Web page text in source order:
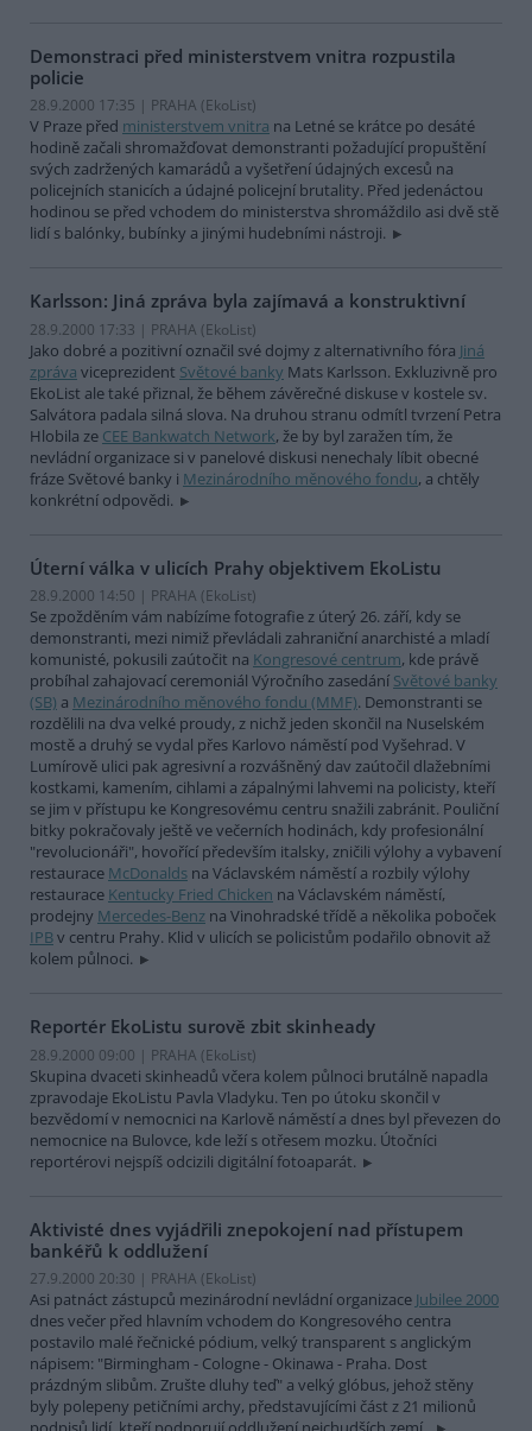
Demonstraci před ministerstvem vnitra rozpustila
policie
28.9.2000 17:35 | PRAHA (EkoList)
V Praze před ministerstvem vnitra na Letné se krátce po desáté
hodině začali shromažďovat demonstranti požadující propuštění
svých zadržených kamarádů a vyšetření údajných excesů na
policejních stanicích a údajné policejní brutality. Před jedenáctou
hodinou se před vchodem do ministerstva shromáždilo asi dvě stě
lidí s balónky, bubínky a jinými hudebními nástroji.
Karlsson: Jiná zpráva byla zajímavá a konstruktivní
28.9.2000 17:33 | PRAHA (EkoList)
Jako dobré a pozitivní označil své dojmy z alternativního fóra Jiná
zpráva viceprezident Světové banky Mats Karlsson. Exkluzivně pro
EkoList ale také přiznal, že během závěrečné diskuse v kostele sv.
Salvátora padala silná slova. Na druhou stranu odmítl tvrzení Petra
Hlobila ze CEE Bankwatch Network, že by byl zaražen tím, že
nevládní organizace si v panelové diskusi nenechaly líbit obecné
fráze Světové banky i Mezinárodního měnového fondu, a chtěly
konkrétní odpovědi.
Úterní válka v ulicích Prahy objektivem EkoListu
28.9.2000 14:50 | PRAHA (EkoList)
Se zpožděním vám nabízíme fotografie z úterý 26. září, kdy se
demonstranti, mezi nimiž převládali zahraniční anarchisté a mladí
komunisté, pokusili zaútočit na Kongresové centrum, kde právě
probíhal zahajovací ceremoniál Výročního zasedání Světové banky
(SB) a Mezinárodního měnového fondu (MMF). Demonstranti se
rozdělili na dva velké proudy, z nichž jeden skončil na Nuselském
mostě a druhý se vydal přes Karlovo náměstí pod Vyšehrad. V
Lumírově ulici pak agresivní a rozvášněný dav zaútočil dlažebními
kostkami, kamením, cihlami a zápalnými lahvemi na policisty, kteří
se jim v přístupu ke Kongresovému centru snažili zabránit. Pouliční
bitky pokračovaly ještě ve večerních hodinách, kdy profesionální
"revolucionáři", hovořící především italsky, zničili výlohy a vybavení
restaurace McDonalds na Václavském náměstí a rozbily výlohy
restaurace Kentucky Fried Chicken na Václavském náměstí,
prodejny Mercedes-Benz na Vinohradské třídě a několika poboček
IPBv centru Prahy. Klid v ulicích se policistům podařilo obnovit až
kolem půlnoci.
Reportér EkoListu surově zbit skinheady
28.9.2000 09:00 | PRAHA (EkoList)
Skupina dvaceti skinheadů včera kolem půlnoci brutálně napadla
zpravodaje EkoListu Pavla Vladyku. Ten po útoku skončil v
bezvědomí v nemocnici na Karlově náměstí a dnes byl převezen do
nemocnice na Bulovce, kde leží s otřesem mozku. Útočníci
reportérovi nejspíš odcizili digitální fotoaparát.
Aktivisté dnes vyjádřili znepokojení nad přístupem
bankéřů k oddlužení
27.9.2000 20:30 | PRAHA (EkoList)
Asi patnáct zástupců mezinárodní nevládní organizace Jubilee 2000
dnes večer před hlavním vchodem do Kongresového centra
postavilo malé řečnické pódium, velký transparent s anglickým
nápisem: "Birmingham - Cologne - Okinawa - Praha. Dost
prázdným slibům. Zrušte dluhy teď" a velký glóbus, jehož stěny
byly polepeny petičními archy, představujícími část z 21 milionů